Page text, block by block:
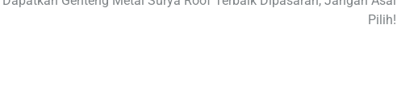
Pilih!